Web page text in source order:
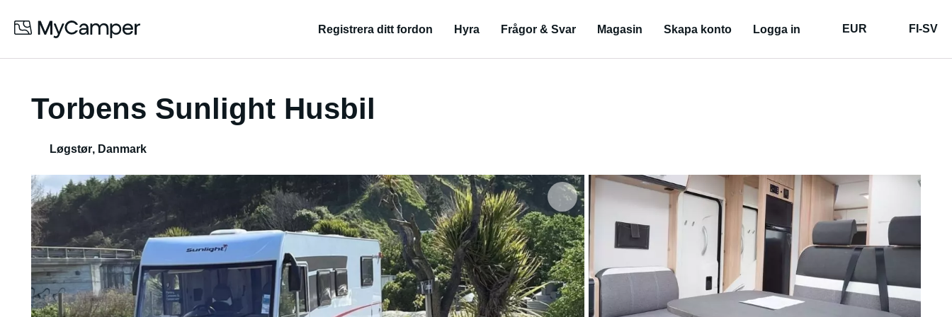
Registrera ditt fordon Hyra Frågor & Svar Magasin Skapa konto Logga in EUR FI-SV
Torbens Sunlight Husbil
Løgstør, Danmark